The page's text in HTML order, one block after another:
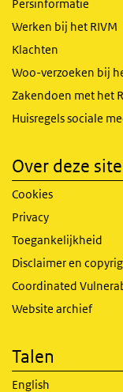
Persinformatie
Werken bij het RIVM
Klachten
Woo-verzoeken bij
Zakendoen met het
Huisregels sociale
Over deze site
Cookies
Privacy
Toegankelijkheid
Disclaimer en
Coordinated
Website archief
Talen
English